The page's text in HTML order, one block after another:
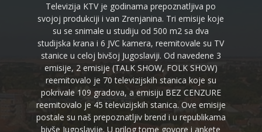
Televizija KTV je godinama prepoznatljiva po
svojoj produkciji i van Zrenjanina. Tri emisije koje
su se snimale u studiju od 500 m2 sa dva
studijska krana i 6 JVC kamera, reemitovale su TV
stanice u celoj bivšoj Jugoslaviji. Od navedene 3
emisije, 2 emisije (TALK SHOW, FOLK SHOW)
reemitovalo je 70 televizijskih stanica koje su
pokrivale 109 gradova, a emisiju BEZ CENZURE
reemitovalo je 45 televizijskih stanica. Ove emisije
postale su naš prepoznatljiv brend i u republikama
bivše Jugoslavije. U prilog tome govore i ankete